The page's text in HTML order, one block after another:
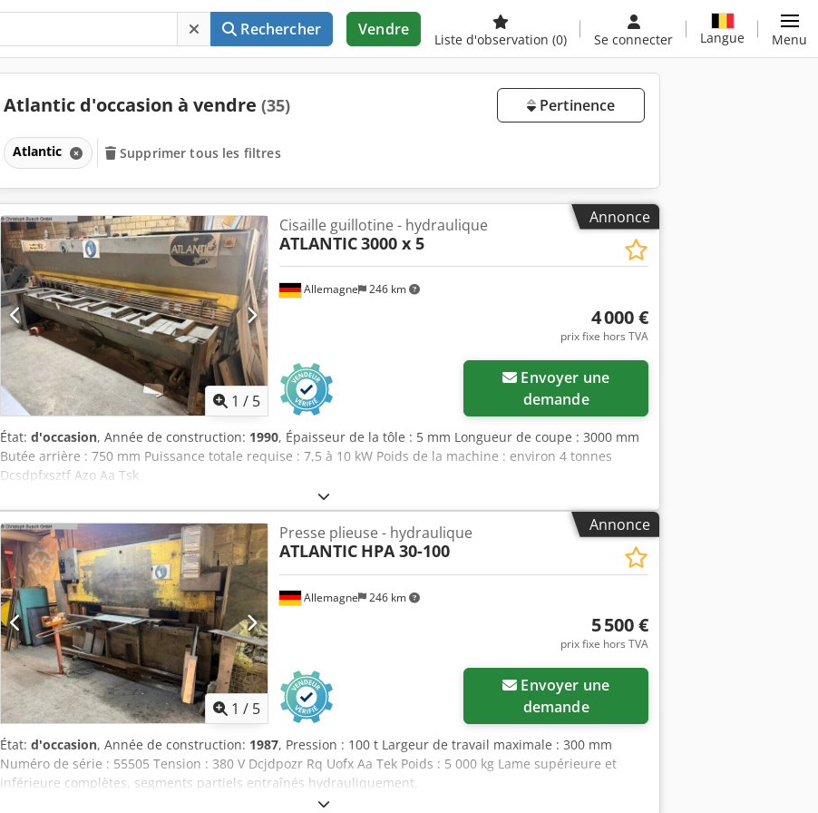
Rechercher Vendre
Liste d'observation (0) Se connecter Langue Menu
Atlantic d'occasion à vendre (35) Pertinence
Atlantic Supprimer tous les filtres
Annonce
1 / 5
Allemagne 246 km
Cisaille guillotine - hydraulique
ATLANTIC3000 x 5
4 000 €
prix fixe hors TVA
demande
État: d'occasion, Année de construction: 1990, Épaisseur de la tôle : 5 mm Longueur de coupe : 3000 mm
Butée arrière : 750 mm Puissance totale requise : 7,5 à 10 kW Poids de la machine : environ 4 tonnes
Dcsdpfxsztf Azo Aa Tsk
Annonce
1 / 5
Allemagne 246 km
Presse plieuse - hydraulique
ATLANTIC HPA 30-100
5 500 €
prix fixe hors TVA
demande
État: d'occasion, Année de construction: 1987, Pression : 100 t Largeur de travail maximale : 300 mm
Numéro de série : 55505 Tension : 380 V Dcjdpozr Rq Uofx Aa Tek Poids : 5 000 kg Lame supérieure et
inférieure complètes, segments partiels entraînés hydrauliquement.